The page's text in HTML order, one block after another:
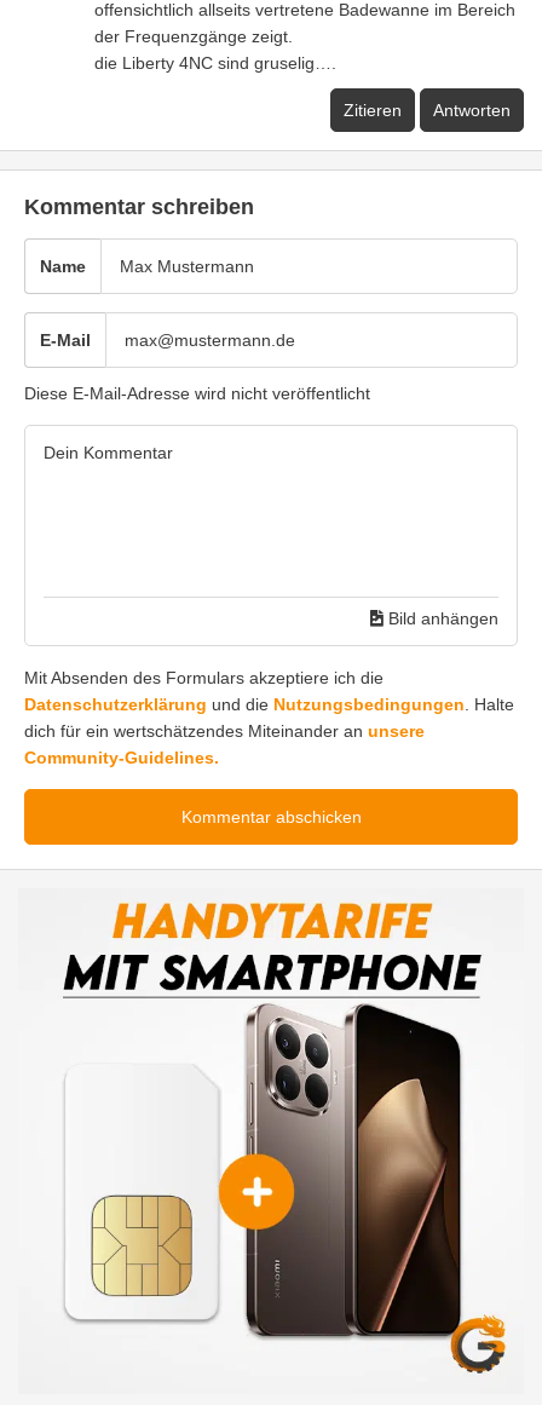
offensichtlich allseits vertretene Badewanne im Bereich
der Frequenzgänge zeigt.
die Liberty 4NC sind gruselig….
Zitieren Antworten
Kommentar schreiben
Name
E-Mail
Diese E-Mail-Adresse wird nicht veröffentlicht
Bild anhängen
Mit Absenden des Formulars akzeptiere ich die
Datenschutzerklärung und die Nutzungsbedingungen. Halte
dich für ein wertschätzendes Miteinander an unsere
Community-Guidelines.